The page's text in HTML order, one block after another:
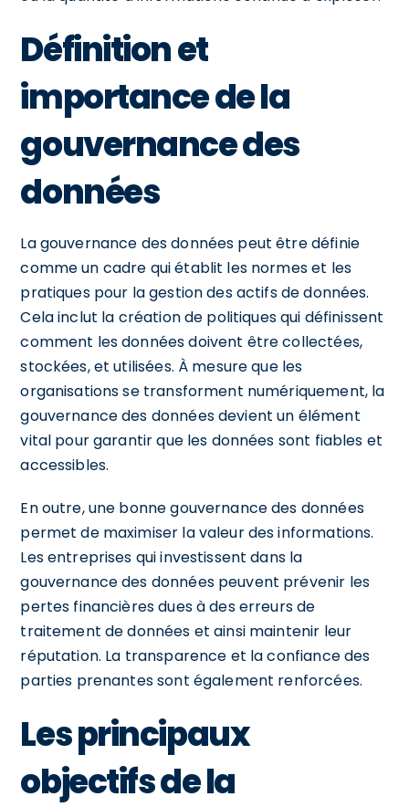
Définition et
importance de la
gouvernance des
données
La gouvernance des données peut être définie
comme un cadre qui établit les normes et les
pratiques pour la gestion des actifs de données.
Cela inclut la création de politiques qui définissent
comment les données doivent être collectées,
stockées, et utilisées. À mesure que les
organisations se transforment numériquement, la
gouvernance des données devient un élément
vital pour garantir que les données sont fiables et
accessibles.
En outre, une bonne gouvernance des données
permet de maximiser la valeur des informations.
Les entreprises qui investissent dans la
gouvernance des données peuvent prévenir les
pertes financières dues à des erreurs de
traitement de données et ainsi maintenir leur
réputation. La transparence et la confiance des
parties prenantes sont également renforcées.
Les principaux
objectifs de la